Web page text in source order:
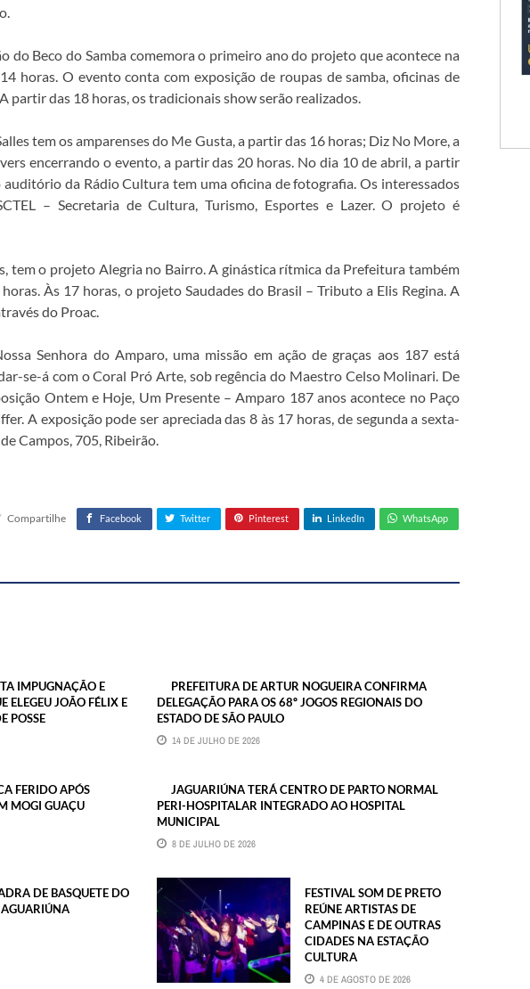
do Beco do Samba comemora o primeiro ano do projeto que acontece na
horas. O evento conta com exposição de roupas de samba, oficinas de
partir das 18 horas, os tradicionais show serão realizados.
tem os amparenses do Me Gusta, a partir das 16 horas; Diz No More, a
encerrando o evento, a partir das 20 horas. No dia 10 de abril, a partir
auditório da Rádio Cultura tem uma oficina de fotografia. Os interessados
– Secretaria de Cultura, Turismo, Esportes e Lazer. O projeto é
tem o projeto Alegria no Bairro. A ginástica rítmica da Prefeitura também
Às 17 horas, o projeto Saudades do Brasil – Tributo a Elis Regina. A
do Proac.
Senhora do Amparo, uma missão em ação de graças aos 187 está
se-á com o Coral Pró Arte, sob regência do Maestro Celso Molinari. De
Ontem e Hoje, Um Presente – Amparo 187 anos acontece no Paço
A exposição pode ser apreciada das 8 às 17 horas, de segunda a sexta-
Campos, 705, Ribeirão.
Compartilhe Facebook Twitter Pinterest LinkedIn WhatsApp
IMPUGNAÇÃO E
ELEGEU JOÃO FÉLIX E
POSSE
PREFEITURA DE ARTUR NOGUEIRA CONFIRMA
DELEGAÇÃO PARA OS 68º JOGOS REGIONAIS DO
ESTADO DE SÃO PAULO
14 DE JULHO DE 2026
FERIDO APÓS
MOGI GUAÇU
JAGUARIÚNA TERÁ CENTRO DE PARTO NORMAL
PERI-HOSPITALAR INTEGRADO AO HOSPITAL
MUNICIPAL
8 DE JULHO DE 2026
DE BASQUETE DO
FESTIVAL SOM DE PRETO
REÚNE ARTISTAS DE
CAMPINAS E DE OUTRAS
CIDADES NA ESTAÇÃO
CULTURA
4 DE AGOSTO DE 2026